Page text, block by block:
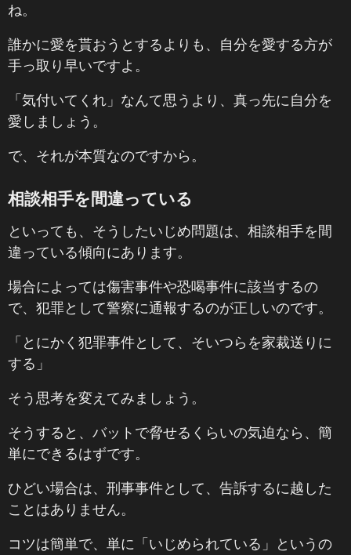
ね。
誰かに愛を貰おうとするよりも、自分を愛する方が
手っ取り早いですよ。
「気付いてくれ」なんて思うより、真っ先に自分を
愛しましょう。
で、それが本質なのですから。
相談相手を間違っている
といっても、そうしたいじめ問題は、相談相手を間
違っている傾向にあります。
場合によっては傷害事件や恐喝事件に該当するの
で、犯罪として警察に通報するのが正しいのです。
「とにかく犯罪事件として、そいつらを家裁送りに
する」
そう思考を変えてみましょう。
そうすると、バットで脅せるくらいの気迫なら、簡
単にできるはずです。
ひどい場合は、刑事事件として、告訴するに越した
ことはありません。
コツは簡単で、単に「いじめられている」というの